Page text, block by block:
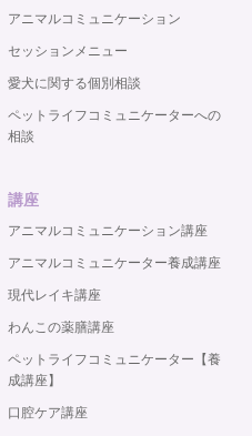
アニマルコミュニケーション
セッションメニュー
愛犬に関する個別相談
ペットライフコミュニケーターへの
相談
講座
アニマルコミュニケーション講座
アニマルコミュニケーター養成講座
現代レイキ講座
わんこの薬膳講座
ペットライフコミュニケーター【養
成講座】
口腔ケア講座